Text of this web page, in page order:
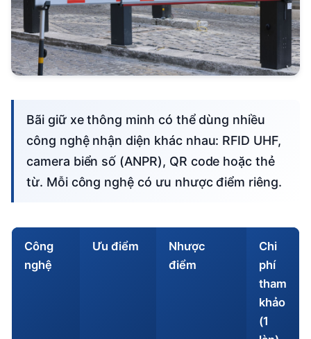
Bãi giữ xe thông minh có thể dùng nhiều
công nghệ nhận diện khác nhau: RFID UHF,
camera biển số (ANPR), QR code hoặc thẻ
từ. Mỗi công nghệ có ưu nhược điểm riêng.
Công
nghệ
Ưu điểm
Nhược
điểm
Chi
phí
tham
khảo
(1